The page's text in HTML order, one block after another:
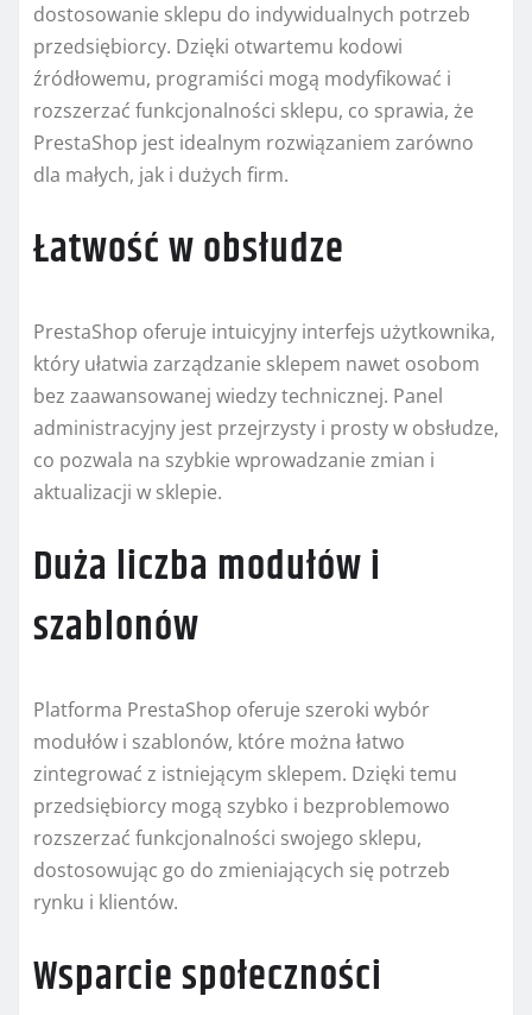
dostosowanie sklepu do indywidualnych potrzeb
przedsiębiorcy. Dzięki otwartemu kodowi
źródłowemu, programiści mogą modyfikować i
rozszerzać funkcjonalności sklepu, co sprawia, że
PrestaShop jest idealnym rozwiązaniem zarówno
dla małych, jak i dużych firm.
Łatwość w obsłudze
PrestaShop oferuje intuicyjny interfejs użytkownika,
który ułatwia zarządzanie sklepem nawet osobom
bez zaawansowanej wiedzy technicznej. Panel
administracyjny jest przejrzysty i prosty w obsłudze,
co pozwala na szybkie wprowadzanie zmian i
aktualizacji w sklepie.
Duża liczba modułów i
szablonów
Platforma PrestaShop oferuje szeroki wybór
modułów i szablonów, które można łatwo
zintegrować z istniejącym sklepem. Dzięki temu
przedsiębiorcy mogą szybko i bezproblemowo
rozszerzać funkcjonalności swojego sklepu,
dostosowując go do zmieniających się potrzeb
rynku i klientów.
Wsparcie społeczności